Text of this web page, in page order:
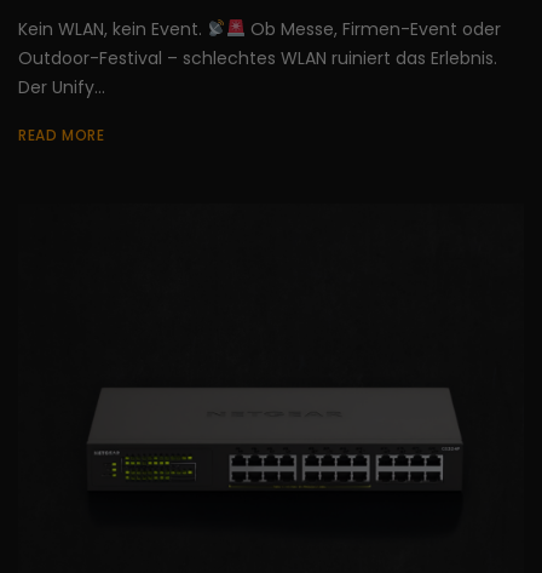
Kein WLAN, kein Event.
Ob Messe, Firmen-Event oder
Outdoor-Festival – schlechtes WLAN ruiniert das Erlebnis.
Der Unify...
READ MORE